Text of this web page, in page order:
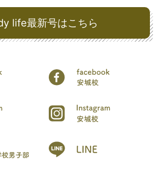
life最新号はこちら